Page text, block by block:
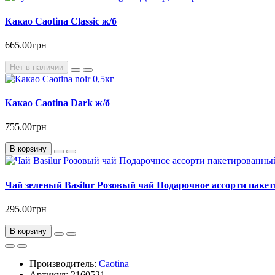
Какао Caotina Classic ж/б
665.00грн
Нет в наличии
Какао Caotina Dark ж/б
755.00грн
В корзину
Чай зеленый Basilur Розовый чай Подарочное ассорти
295.00грн
В корзину
Производитель: Caotina